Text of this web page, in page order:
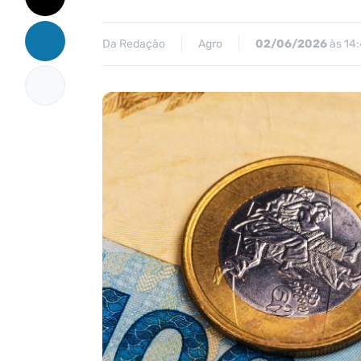
Da Redação Agro 02/06/2026às